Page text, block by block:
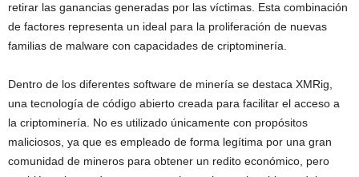
retirar las ganancias generadas por las víctimas. Esta combinación
de factores representa un ideal para la proliferación de nuevas
familias de malware con capacidades de criptominería.
Dentro de los diferentes software de minería se destaca XMRig,
una tecnología de código abierto creada para facilitar el acceso a
la criptominería. No es utilizado únicamente con propósitos
maliciosos, ya que es empleado de forma legítima por una gran
comunidad de mineros para obtener un redito económico, pero